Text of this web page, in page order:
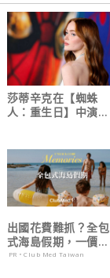
莎蒂辛克在【蜘蛛
人：重生日】中演的
出國花費難抓？全包
式海島假期，一價搞
定食宿玩樂，省錢更
PR・Club Med Taiwan